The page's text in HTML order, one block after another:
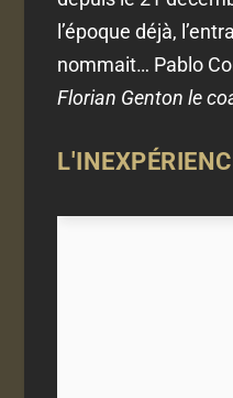
l’époque déjà,
nommait… Pablo
Florian Genton le